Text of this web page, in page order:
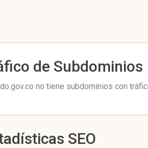
de Subdominios
no tiene subdominios con
SEO